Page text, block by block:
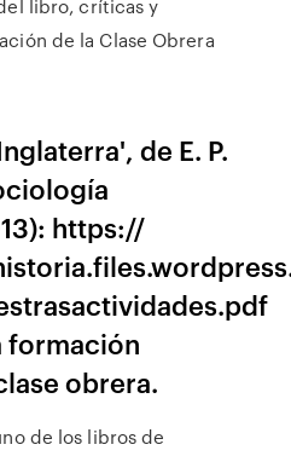
libro, críticas y
de la Clase Obrera
de E. P.
https://
formación
obrera.
de los libros de